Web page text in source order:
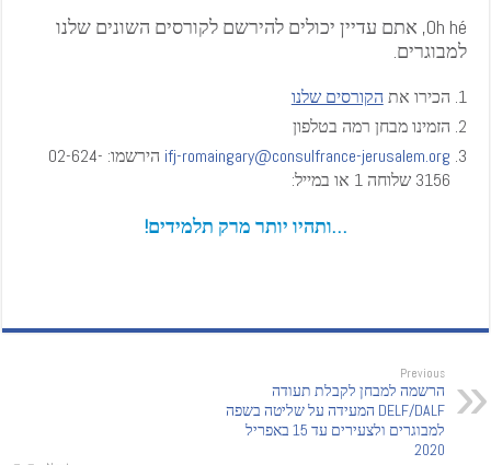
Oh hé, אתם עדיין יכולים להירשם לקורסים השונים שלנו
למבוגרים.
הכירו את הקורסים שלנו
הזמינו מבחן רמה בטלפון
ifj-romaingary@consulfrance-jerusalem.org
הירשמו: 02-624-
3156 שלוחה 1 או במייל:
…ותהיו יותר מרק תלמידים!
Previous
הרשמה למבחן לקבלת תעודה
DELF/DALF המעידה על שליטה בשפה
למבוגרים ולצעירים עד 15 באפריל
2020